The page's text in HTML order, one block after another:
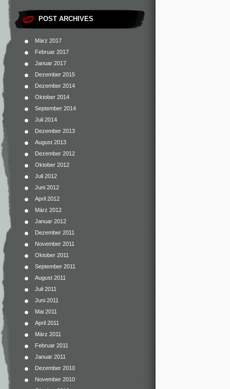
POST ARCHIVES
März 2017
Februar 2017
Januar 2017
Dezember 2015
Dezember 2014
Oktober 2014
September 2014
Juli 2014
Dezember 2013
August 2013
Dezember 2012
Oktober 2012
Juli 2012
Juni 2012
April 2012
März 2012
Januar 2012
Dezember 2011
November 2011
Oktober 2011
September 2011
August 2011
Juli 2011
Juni 2011
Mai 2011
April 2011
März 2011
Februar 2011
Januar 2011
Dezember 2010
November 2010